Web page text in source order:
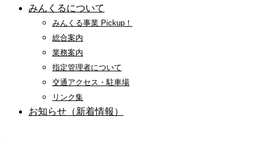
みんくるについて
みんくる事業 Pickup！
総合案内
業務案内
指定管理者について
交通アクセス・駐車場
リンク集
お知らせ（新着情報）